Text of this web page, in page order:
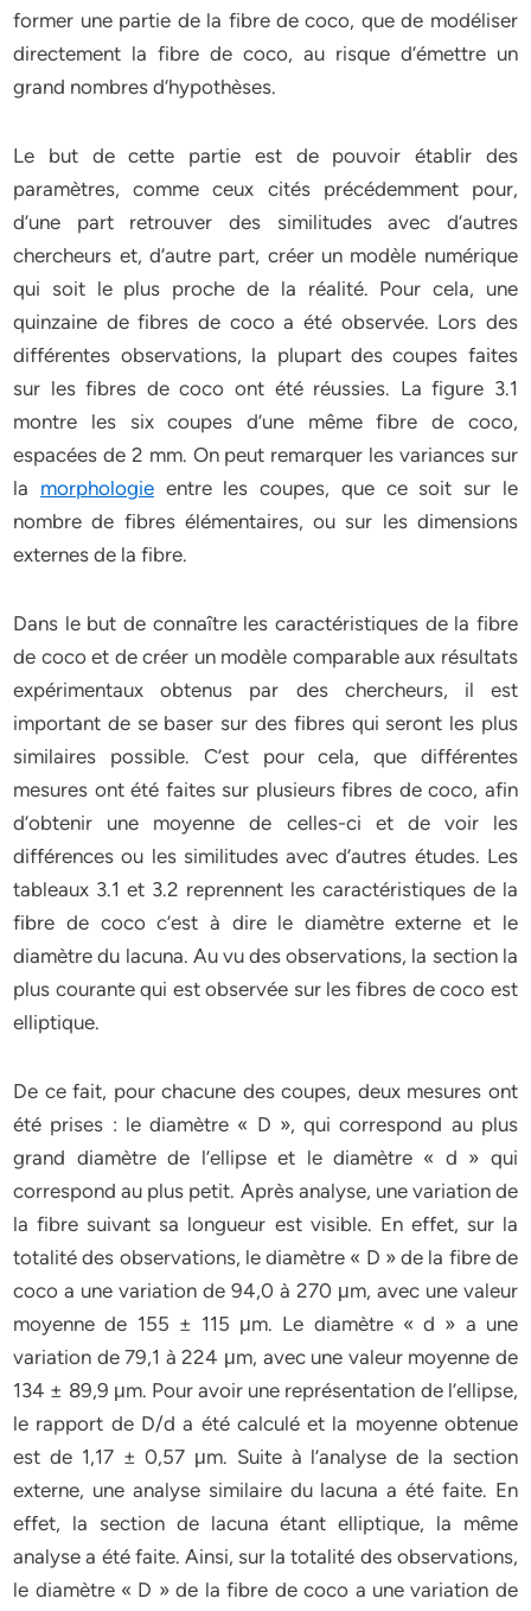
former une partie de la fibre de coco, que de modéliser
directement la fibre de coco, au risque d’émettre un
grand nombres d‘hypothèses.
Le but de cette partie est de pouvoir établir des
paramètres, comme ceux cités précédemment pour,
d’une part retrouver des similitudes avec d’autres
chercheurs et, d’autre part, créer un modèle numérique
qui soit le plus proche de la réalité. Pour cela, une
quinzaine de fibres de coco a été observée. Lors des
différentes observations, la plupart des coupes faites
sur les fibres de coco ont été réussies. La figure 3.1
montre les six coupes d’une même fibre de coco,
espacées de 2 mm. On peut remarquer les variances sur
la morphologieentre les coupes, que ce soit sur le
nombre de fibres élémentaires, ou sur les dimensions
externes de la fibre.
Dans le but de connaître les caractéristiques de la fibre
de coco et de créer un modèle comparable aux résultats
expérimentaux obtenus par des chercheurs, il est
important de se baser sur des fibres qui seront les plus
similaires possible. C’est pour cela, que différentes
mesures ont été faites sur plusieurs fibres de coco, afin
d’obtenir une moyenne de celles-ci et de voir les
différences ou les similitudes avec d’autres études. Les
tableaux 3.1 et 3.2 reprennent les caractéristiques de la
fibre de coco c’est à dire le diamètre externe et le
diamètre du lacuna. Au vu des observations, la section la
plus courante qui est observée sur les fibres de coco est
elliptique.
De ce fait, pour chacune des coupes, deux mesures ont
été prises : le diamètre « D », qui correspond au plus
grand diamètre de l’ellipse et le diamètre « d » qui
correspond au plus petit. Après analyse, une variation de
la fibre suivant sa longueur est visible. En effet, sur la
totalité des observations, le diamètre « D » de la fibre de
coco a une variation de 94,0 à 270 μm, avec une valeur
moyenne de 155 ± 115 μm. Le diamètre « d » a une
variation de 79,1 à 224 μm, avec une valeur moyenne de
134 ± 89,9 μm. Pour avoir une représentation de l’ellipse,
le rapport de D/d a été calculé et la moyenne obtenue
est de 1,17 ± 0,57 μm. Suite à l’analyse de la section
externe, une analyse similaire du lacuna a été faite. En
effet, la section de lacuna étant elliptique, la même
analyse a été faite. Ainsi, sur la totalité des observations,
le diamètre « D » de la fibre de coco a une variation de